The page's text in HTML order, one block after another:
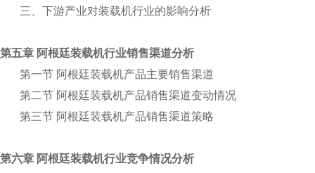
三、下游产业对装载机行业的影响分析
第五章 阿根廷装载机行业销售渠道分析
第一节 阿根廷装载机产品主要销售渠道
第二节 阿根廷装载机产品销售渠道变动情况
第三节 阿根廷装载机产品销售渠道策略
第六章 阿根廷装载机行业竞争情况分析